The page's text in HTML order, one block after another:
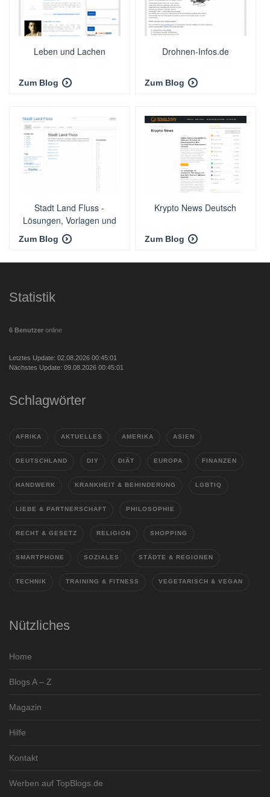
Leben und Lachen
Zum Blog
Drohnen-Infos.de
Zum Blog
Stadt Land Fluss -
Lösungen, Vorlagen und
Regeln
Zum Blog
Krypto News Deutsch
Zum Blog
Statistik
6 Benutzer online
Letztes Update: 02.08.2026 00:45:01
Nächstes Update: 09.08.2026 00:45:01
Schlagwörter
AFRIKA AKTUELLES AMERIKA ASIEN
DEUTSCHLAND DIY DIÄT EUROPA FINANZEN
HANDWERK KRANKHEIT & BEHINDERUNG LGBTIQ
LIEBE & PARTNERSCHAFT PHILOSOPHIE
RECHT & GESETZ RELIGION SHOPPING
SMARTPHONE SOZIALES STÄDTE & REGIONEN
TECHNIK TRAINING & FITNESS VEGETARISCH & VEGAN
Nützliches
Home
Blogs A – Z
Magazin
Hilfe
Kontakt
Werben auf TopBlogs.de